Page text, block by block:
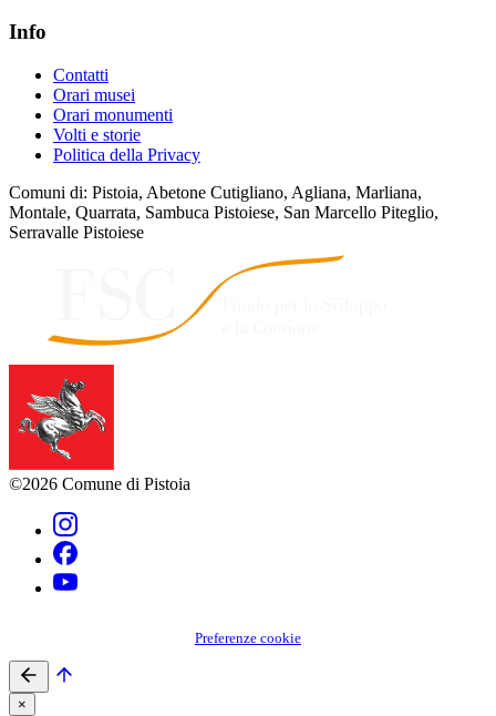
Info
Contatti
Orari musei
Orari monumenti
Volti e storie
Politica della Privacy
Comuni di: Pistoia, Abetone Cutigliano, Agliana, Marliana,
Montale, Quarrata, Sambuca Pistoiese, San Marcello Piteglio,
Serravalle Pistoiese
©2026 Comune di Pistoia
Preferenze cookie
×